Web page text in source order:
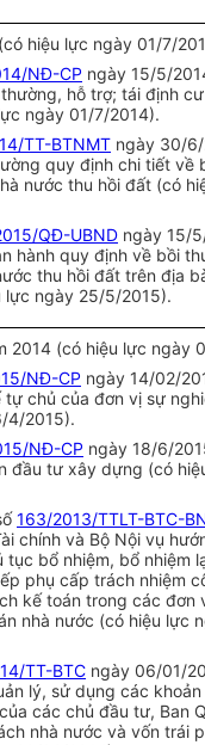
hiệu lực ngày 01/7/
NĐ-CP ngày 15/5/
hỗ trợ; tái định
ngày 01/7/2014).
TT-BTNMT ngày 30/
quy định chi tiết về
nước thu hồi đất (có
QĐ-UBND ngày 15/
hành quy định về bồi
thu hồi đất trên địa
lực ngày 25/5/2015).
2014 (có hiệu lực ngày
NĐ-CP ngày 14/02/
chủ của đơn vị sự
4/2015).
NĐ-CP ngày 18/6/
đầu tư xây dựng (có
163/2013/TTLT-BTC-
chính và Bộ Nội vụ
tục bổ nhiệm, bổ nhiệm
ếp phụ cấp trách nhiệm
kế toán trong các đơn
nhà nước (có hiệu lực
TT-BTC ngày 06/01/
lý, sử dụng các
các chủ đầu tư, Ban
nhà nước và vốn trái